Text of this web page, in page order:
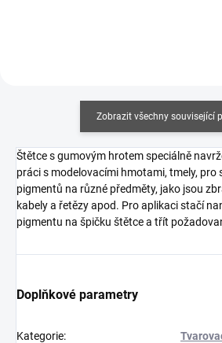
Zobrazit všechny související
Štětce s gumovým hrotem speciálně
práci s modelovacími hmotami, tmely, pro
pigmentů na různé předměty, jako jsou
kabely a řetězy apod. Pro aplikaci stačí
pigmentu na špičku štětce a třít
Doplňkové parametry
Kategorie: